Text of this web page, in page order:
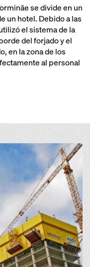
se divide en un
un hotel. Debido a las
el sistema de la
del forjado y el
en la zona de los
al personal